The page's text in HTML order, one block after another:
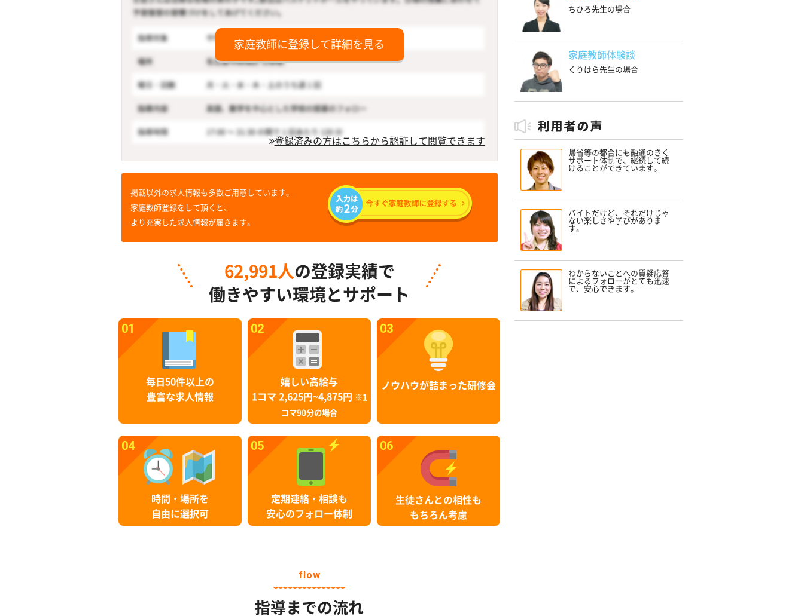
家庭教師に登録して詳細を見る
登録済みの方はこちらから認証して閲覧できます
掲載以外の求人情報も多数ご用意しています。
家庭教師登録をして頂くと、
より充実した求人情報が届きます。
62,991人 の登録実績で
働きやすい環境とサポート
01
毎日50件以上の
豊富な求人情報
02
嬉しい高給与
1コマ 2,625円~4,875円
※1
コマ90分の場合
03
ノウハウが詰まった研修会
04
時間・場所を
自由に選択可
05
定期連絡・相談も
安心のフォロー体制
06
生徒さんとの相性も
もちろん考慮
flow
指導までの流れ
ちひろ先生の場合
家庭教師体験談
くりはら先生の場合
帰省等の都合にも融通のきく
サポート体制で、継続して続
けることができています。
バイトだけど、それだけじゃ
ない楽しさや学びがありま
す。
わからないことへの質疑応答
によるフォローがとても迅速
で、安心できます。